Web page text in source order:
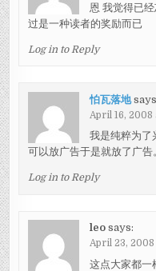
恩 我觉得已
过是一种读者的奖励而已
Log in to Reply
怕瓦落地
April 16, 2008
我是纯粹为了
可以放广告于是就放了广告
Log in to Reply
leo says:
April 23, 2008
这点大家都一